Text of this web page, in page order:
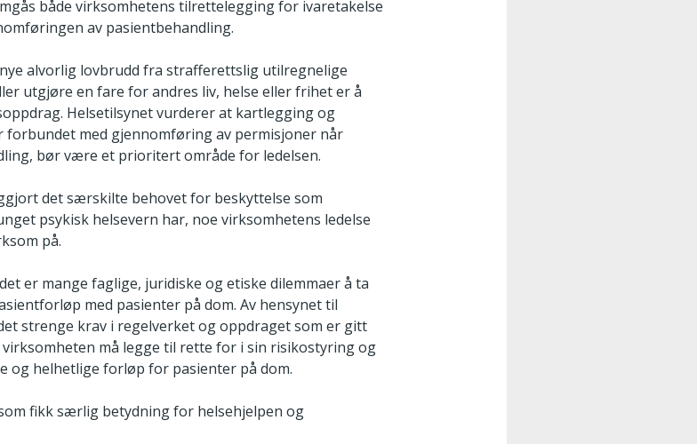
både virksomhetens tilrettelegging for ivaretakelse
av pasientbehandling.
alvorlig lovbrudd fra strafferettslig utilregnelige
utgjøre en fare for andres liv, helse eller frihet er å
Helsetilsynet vurderer at kartlegging og
forbundet med gjennomføring av permisjoner når
bør være et prioritert område for ledelsen.
det særskilte behovet for beskyttelse som
psykisk helsevern har, noe virksomhetens ledelse
på.
er mange faglige, juridiske og etiske dilemmaer å ta
med pasienter på dom. Av hensynet til
strenge krav i regelverket og oppdraget som er gitt
må legge til rette for i sin risikostyring og
helhetlige forløp for pasienter på dom.
fikk særlig betydning for helsehjelpen og